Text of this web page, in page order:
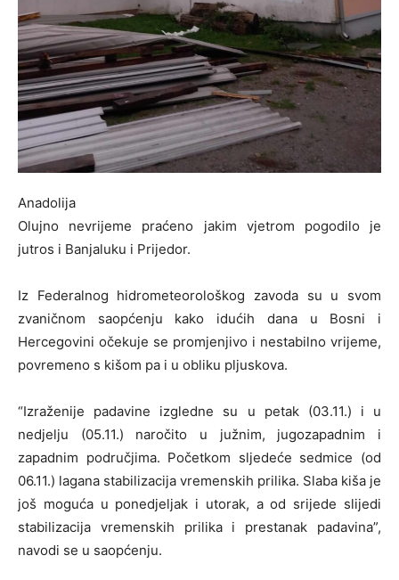
Anadolija
Olujno nevrijeme praćeno jakim vjetrom pogodilo je
jutros i Banjaluku i Prijedor.
Iz Federalnog hidrometeorološkog zavoda su u svom
zvaničnom saopćenju kako idućih dana u Bosni i
Hercegovini očekuje se promjenjivo i nestabilno vrijeme,
povremeno s kišom pa i u obliku pljuskova.
“Izraženije padavine izgledne su u petak (03.11.) i u
nedjelju (05.11.) naročito u južnim, jugozapadnim i
zapadnim područjima. Početkom sljedeće sedmice (od
06.11.) lagana stabilizacija vremenskih prilika. Slaba kiša je
još moguća u ponedjeljak i utorak, a od srijede slijedi
stabilizacija vremenskih prilika i prestanak padavina”,
navodi se u saopćenju.